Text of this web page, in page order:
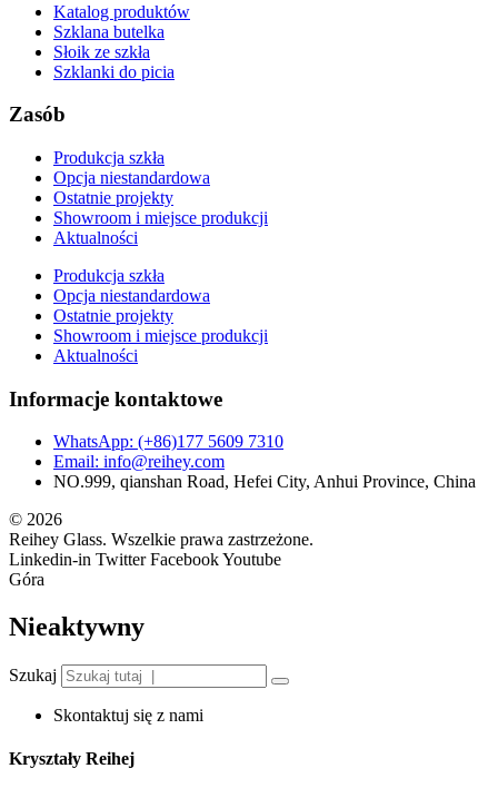
Katalog produktów
Szklana butelka
Słoik ze szkła
Szklanki do picia
Zasób
Produkcja szkła
Opcja niestandardowa
Ostatnie projekty
Showroom i miejsce produkcji
Aktualności
Produkcja szkła
Opcja niestandardowa
Ostatnie projekty
Showroom i miejsce produkcji
Aktualności
Informacje kontaktowe
WhatsApp: (+86)177 5609 7310
Email: info@reihey.com
NO.999, qianshan Road, Hefei City, Anhui Province, China
© 2026
Reihey Glass. Wszelkie prawa zastrzeżone.
Linkedin-in Twitter FacebookYoutube
Góra
Nieaktywny
Szukaj
Skontaktuj się z nami
Kryształy Reihej